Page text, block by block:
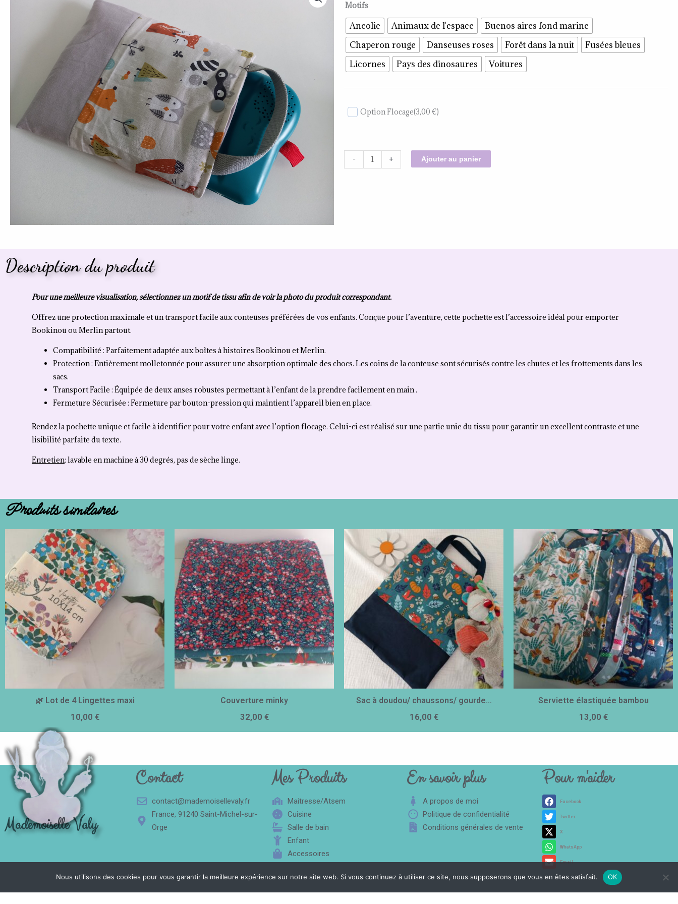
Motifs
Ancolie Animaux de l'espace
Buenos aires fond marine
Chaperon rouge
Danseuses roses Forêt dans la nuit
Fusées bleues
Licornes
Pays des dinosaures Voitures
Option Flocage(3,00 €)
-
quantité
de
Pochette
de
Transport
Molletonnée
+ Ajouter au panier
Description du produit
Pour une meilleure visualisation, sélectionnez un motif de tissu afin de voir la photo du produit correspondant.
Offrez une protection maximale et un transport facile aux conteuses préférées de vos enfants. Conçue pour l’aventure, cette pochette est l’accessoire idéal pour emporter
Bookinou ou Merlin partout.
Compatibilité : Parfaitement adaptée aux boîtes à histoires Bookinou et Merlin.
Protection : Entièrement molletonnée pour assurer une absorption optimale des chocs. Les coins de la conteuse sont sécurisés contre les chutes et les frottements dans les
sacs.
Transport Facile : Équipée de deux anses robustes permettant à l’enfant de la prendre facilement en main .
Fermeture Sécurisée : Fermeture par bouton-pression qui maintient l’appareil bien en place.
Rendez la pochette unique et facile à identifier pour votre enfant avec l’option flocage. Celui-ci est réalisé sur une partie unie du tissu pour garantir un excellent contraste et une
lisibilité parfaite du texte.
Entretien: lavable en machine à 30 degrés, pas de sèche linge.
Produits similaires
🌿 Lot de 4 Lingettes maxi
10,00 €
Couverture minky
32,00 €
Sac à doudou/ chaussons/ gourde…
16,00 €
Serviette élastiquée bambou
13,00 €
Mademoiselle Valy
Contact
contact@mademoisellevaly.fr
France, 91240 Saint-Michel-sur-
Orge
Mes Produits
Maitresse/Atsem
Cuisine
Salle de bain
Enfant
Accessoires
En savoir plus
A propos de moi
Politique de confidentialité
Conditions générales de vente
Pour m'aider
Facebook
Twitter
X
WhatsApp
Email
Nous utilisons des cookies pour vous garantir la meilleure expérience sur notre site web. Si vous continuez à utiliser ce site, nous supposerons que vous en êtes satisfait. OK